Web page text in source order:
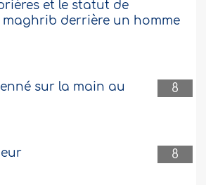
et le statut de
derrière un homme
8
sur la main au
8